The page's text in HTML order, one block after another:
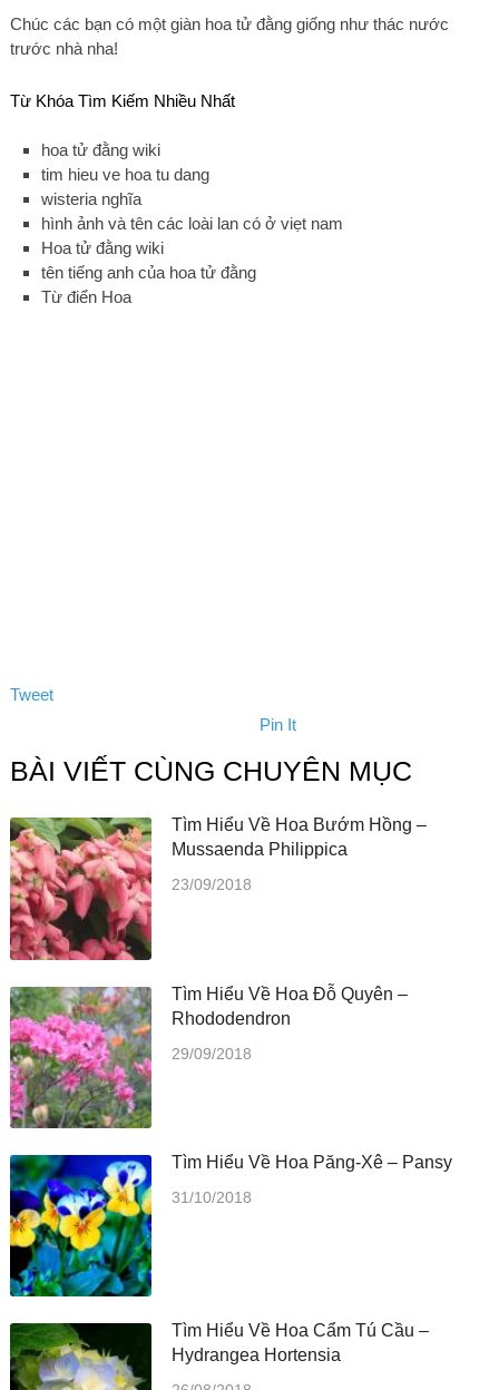
Chúc các bạn có một giàn hoa tử đằng giống như thác nước
trước nhà nha!
Từ Khóa Tìm Kiếm Nhiều Nhất
hoa tử đằng wiki
tim hieu ve hoa tu dang
wisteria nghĩa
hình ảnh và tên các loài lan có ở viẹt nam
Hoa tử đằng wiki
tên tiếng anh của hoa tử đằng
Từ điển Hoa
Tweet
Pin It
BÀI VIẾT CÙNG CHUYÊN MỤC
Tìm Hiểu Về Hoa Bướm Hồng –
Mussaenda Philippica
23/09/2018
Tìm Hiểu Về Hoa Đỗ Quyên –
Rhododendron
29/09/2018
Tìm Hiểu Về Hoa Păng-Xê – Pansy
31/10/2018
Tìm Hiểu Về Hoa Cẩm Tú Cầu –
Hydrangea Hortensia